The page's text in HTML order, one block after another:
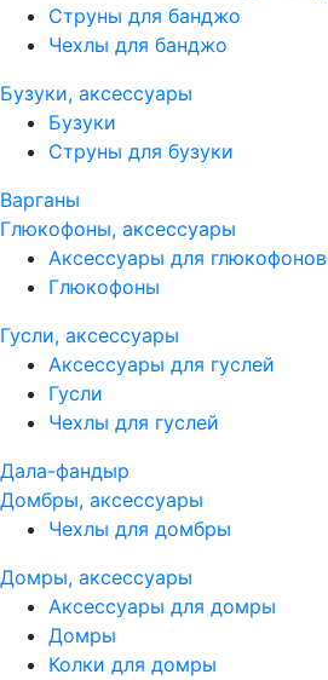
Струны для банджо
Чехлы для банджо
Бузуки, аксессуары
Бузуки
Струны для бузуки
Варганы
Глюкофоны, аксессуары
Аксессуары для глюкофонов
Глюкофоны
Гусли, аксессуары
Аксессуары для гуслей
Гусли
Чехлы для гуслей
Дала-фандыр
Домбры, аксессуары
Чехлы для домбры
Домры, аксессуары
Аксессуары для домры
Домры
Колки для домры